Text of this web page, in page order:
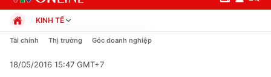
KINH TẾ
Chính trị
Pháp luật
Tài chính Thị trường Góc doanh nghiệp
18/05/2016 15:47 GMT+7